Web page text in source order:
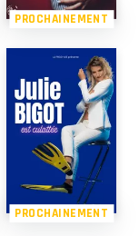
PROCHAINEMENT
PROCHAINEMENT